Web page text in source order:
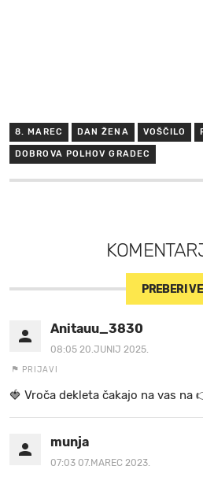
8. MAREC DAN ŽENA VOŠČILO
DOBROVA POLHOV GRADEC
PREBERI
Anitauu_3830
08:05 20.JUNIJ 2025.
PRIJAVI
🍓 V r o č a d e k l e t a ča k a jo na va s n
munja
07:03 07.MAREC 2023.